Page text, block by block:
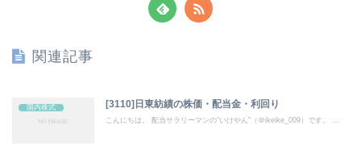
関連記事
国内株式 [3110]日東紡績の株価・配当金・利回り
こんにちは。 配当サラリーマンの“いけやん”（＠ikeike_009）です。 ...